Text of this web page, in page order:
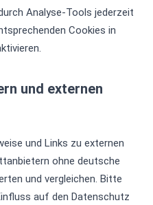
Analyse-Tools jederzeit
Cookies in
und externen
und Links zu externen
ohne deutsche
und vergleichen. Bitte
auf den Datenschutz